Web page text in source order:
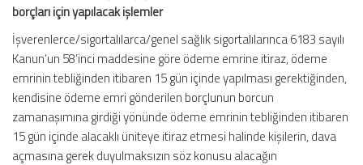
borçları için yapılacak işlemler
İşverenlerce/sigortalılarca/genel sağlık sigortalılarınca 6183 sayılı
Kanun’un 58’inci maddesine göre ödeme emrine itiraz, ödeme
emrinin tebliğinden itibaren 15 gün içinde yapılması gerektiğinden,
kendisine ödeme emri gönderilen borçlunun borcun
zamanaşımına girdiği yönünde ödeme emrinin tebliğinden itibaren
15 gün içinde alacaklı üniteye itiraz etmesi halinde kişilerin, dava
açmasına gerek duyulmaksızın söz konusu alacağın